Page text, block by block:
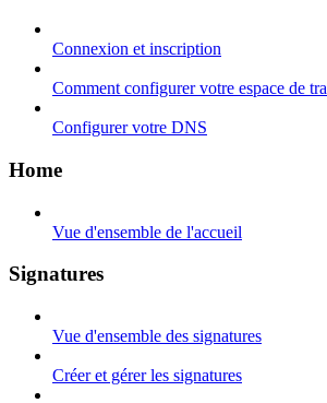
Connexion et inscription
Comment configurer votre espace de
Configurer votre DNS
Home
Vue d'ensemble de l'accueil
Signatures
Vue d'ensemble des signatures
Créer et gérer les signatures